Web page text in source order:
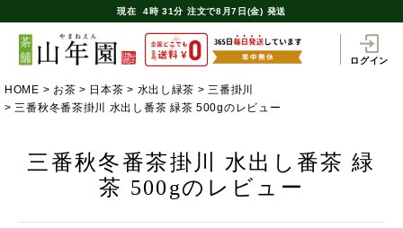
現在 4時 31分 注文で8月7日(金) 発送
ログイン
HOME お茶 日本茶 水出し緑茶
三番掛川
三番秋冬番茶掛川 水出し番茶 緑茶 500gのレビュー
三番秋冬番茶掛川 水出し番茶 緑
茶 500gのレビュー